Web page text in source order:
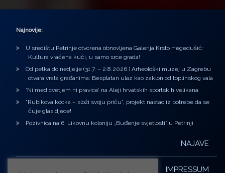
Najnovije:
U središtu Petrinje otvorena obnovljena Galerija Krsto Hegedušić:
Kultura vraćena kući, u samo srce grada!
Od petka do nedjelje (31.7. – 2.8.2026.) Arheološki muzej u Zagrebu
otvara vrata građanima: Besplatan ulaz kao zaklon od toplinskog vala
‘Ni med cvetjem ni pravice’ na Aleji hrvatskih sportskih velikana
“Rubikova kocka – složi svoju priču”, projekt nastao iz potrebe da se
čuje glas djece!
Pozivnica na 6. Likovnu koloniju „Buđenje svjetlosti” u Petrinji
NAJAVE
IMPRESSUM